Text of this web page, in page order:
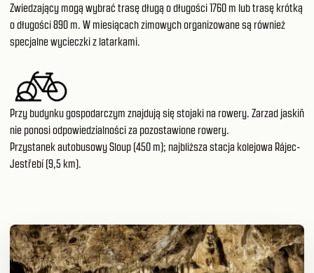
Zwiedzający mogą wybrać trasę długą o długości 1760 m lub trasę krótką
o długości 890 m. W miesiącach zimowych organizowane są również
specjalne wycieczki z latarkami.
Przy budynku gospodarczym znajdują się stojaki na rowery. Zarzad jaskiň
nie ponosi odpowiedzialności za pozostawione rowery.
Przystanek autobusowy Sloup (450 m); najbliższa stacja kolejowa Rájec-
Jestřebí (9,5 km).